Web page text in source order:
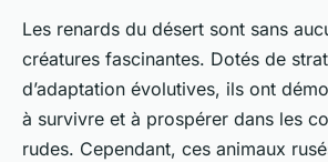
Les renards du désert sont sans
créatures fascinantes. Dotés de
d’adaptation évolutives, ils ont
à survivre et à prospérer dans les
rudes. Cependant, ces animaux